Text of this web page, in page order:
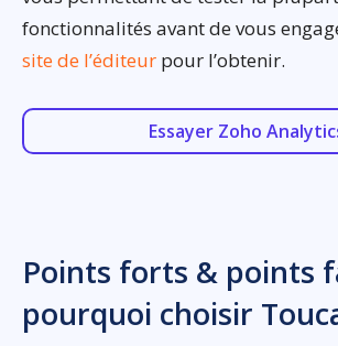
fonctionnalités avant de vous
site de l’éditeur pour l’obtenir.
Essayer Zoho
Points forts & points
pourquoi choisir